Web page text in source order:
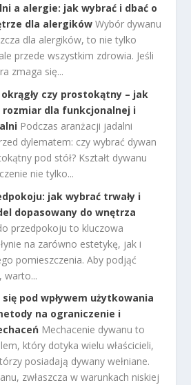
a alergie: jak wybrać i dbać o
dla alergików Wybór dywanu
dla alergików, to nie tylko
przede wszystkim zdrowia. Jeśli
zmaga się...
okrągły czy prostokątny – jak
rozmiar dla funkcjonalnej i
Podczas aranżacji jadalni
dylematem: czy wybrać dywan
pod stół? Kształt dywanu
nie tylko...
jak wybrać trwały i
dopasowany do wnętrza
przedpokoju to kluczowa
na zarówno estetykę, jak i
pomieszczenia. Aby podjąć
warto...
pod wpływem użytkowania
na ograniczenie i
Mechacenie dywanu to
który dotyka wielu właścicieli,
posiadają dywany wełniane.
zwłaszcza w warunkach niskiej